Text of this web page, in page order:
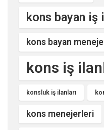
kons bayan iş
kons bayan
kons iş
konsluk iş ilanları
kons menejerleri